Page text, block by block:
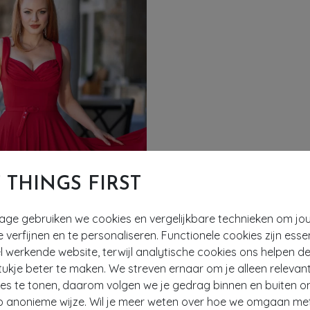
THINGS FIRST
gebruiken we cookies en vergelijkbare technieken om
verfijnen en te personaliseren. Functionele cookies zijn
werkende website, terwijl analytische cookies ons helpen
beter te maken. We streven ernaar om je alleen
te tonen, daarom volgen we je gedrag binnen en buiten
anonieme wijze. Wil je meer weten over hoe we omgaan